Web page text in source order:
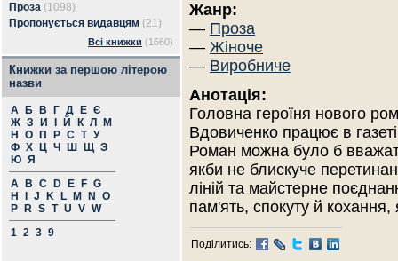
Проза (1098)
Пропонується видавцям (21)
Всі книжки (1660)
Книжки за першою літерою
назви
А Б В Г Д Е Є
Ж З И Й К Л
М
Н
О П Р С Т У
Ф Х Ц Ч Ш Щ Э
Ю Я
A
B C D E F G
H
J K L M N
O
P
R S T U V W
1 2 3 9
Жанр:
— Проза
— Жіноче
— Виробниче
Анотація:
Головна героїня нового
Вдовиченко працює в
Роман можна було б
якби не блискуче
ліній та майстерне
пам'ять, спокуту й
Поділитись: